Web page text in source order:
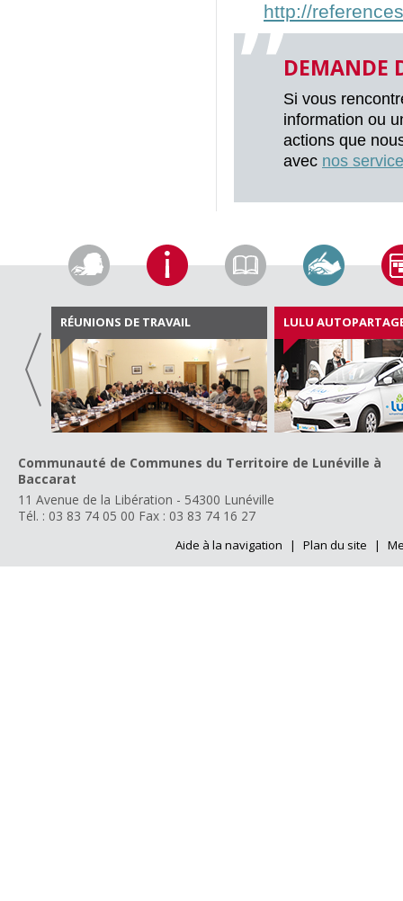
http://
DEMANDE
Si vous
information ou
actions que
avec nos
RÉUNIONS DE TRAVAIL LULU
Communauté de Communes du Territoire de Lunéville à
Baccarat
11 Avenue de la Libération - 54300 Lunéville
Tél. : 03 83 74 05 00 Fax : 03 83 74 16 27
Aide à la navigation | Plan du site |